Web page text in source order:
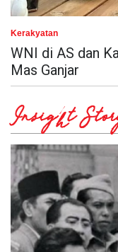
Kerakyatan
WNI di AS dan
Mas Ganjar
Insight